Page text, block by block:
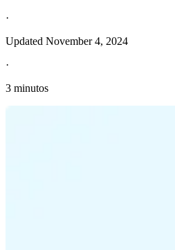
·
Updated November 4, 2024
·
3 minutos